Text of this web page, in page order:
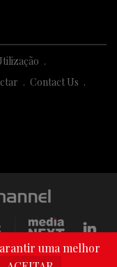
Contact Us
Rights Reserved
uma melhor